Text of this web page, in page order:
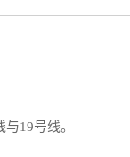
19号线。